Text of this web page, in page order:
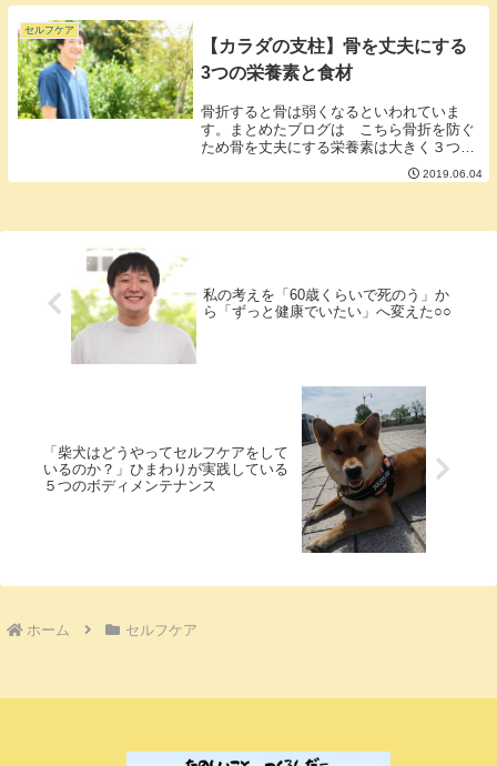
ないとも思います。■不健康なことがたま
セルフケア
【カラダの支柱】骨を丈夫にする
3つの栄養素と食材
骨折すると骨は弱くなるといわれていま
す。まとめたブログは こちら骨折を防ぐ
ため骨を丈夫にする栄養素は大きく３つ①
カルシウム②ビタミンK③ビタミンD骨の
原料としてカルシウムは有名ですがビタミ
2019.06.04
私の考えを「60歳くらいで死のう」か
ら「ずっと健康でいたい」へ変えた○○
「柴犬はどうやってセルフケアをして
いるのか？」ひまわりが実践している
５つのボディメンテナンス
ホーム セルフケア